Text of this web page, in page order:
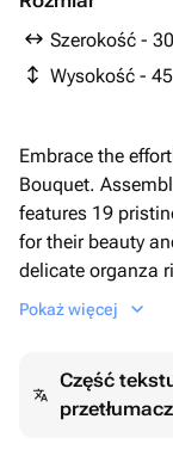
Szerokość -
Wysokość -
Embrace the
Bouquet.
features 19
for their beauty
delicate organza
to the lush white
packaging.
is a testament to
Pokaż więcej
Część